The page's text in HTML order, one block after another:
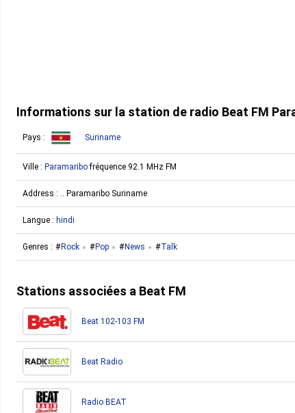
Informations sur la station de radio Beat FM
Pays : Suriname
Ville : Paramaribofréquence 92.1 MHz FM
Address : .. Paramaribo Suriname
Langue : hindi
Genres : Rock Pop News Talk
Stations associées a Beat FM
Beat 102-103 FM
Beat Radio
Radio BEAT